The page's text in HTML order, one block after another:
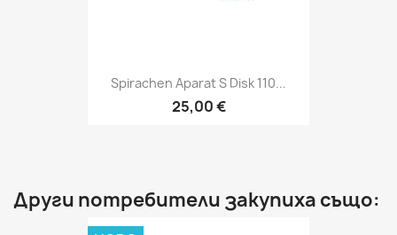
Spirachen Aparat S Disk 110...
25,00 €
Други потребители закупиха също: